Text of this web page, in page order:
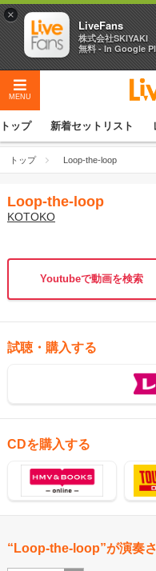
MENU
トップ 新着セットリスト
トップ Loop-the-loop
Loop-the-loop
KOTOKO
Youtubeで動画を検索
試聴・購入する
CDを購入する
“Loop-the-loop”が演奏
×
LiveFans
株式会社SKIYAKI
無料 - In Google